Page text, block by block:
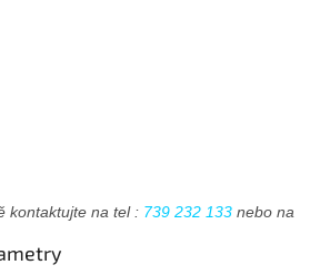
kontaktujte na tel : 739 232 133 nebo na